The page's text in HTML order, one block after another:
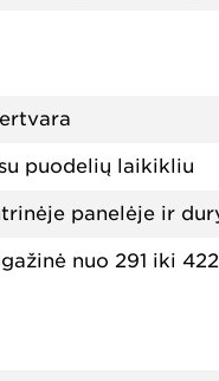
puodelių laikikliu
panelėje ir
nuo 291 iki